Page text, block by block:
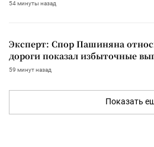
54 минуты назад
Эксперт: Спор Пашиняна
дороги показал избыточные
59 минут назад
Показать